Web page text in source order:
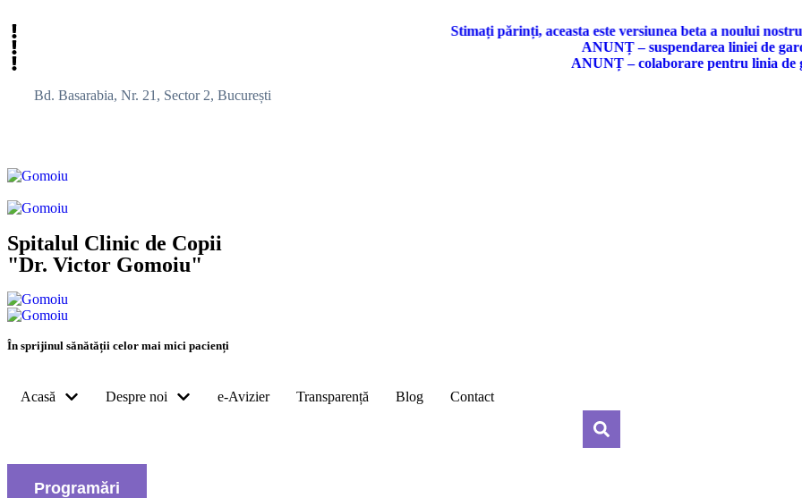
Stimați părinți, aceasta este versiunea beta a noului nostru
ANUNȚ – suspendarea liniei de gardă
ANUNȚ – colaborare pentru linia de
Bd. Basarabia, Nr. 21, Sector 2, București
Spitalul Clinic de Copii
"Dr. Victor Gomoiu"
În sprijinul sănătății celor mai mici pacienți
Acasă Despre noi e-Avizier Transparență Blog Contact
Programări